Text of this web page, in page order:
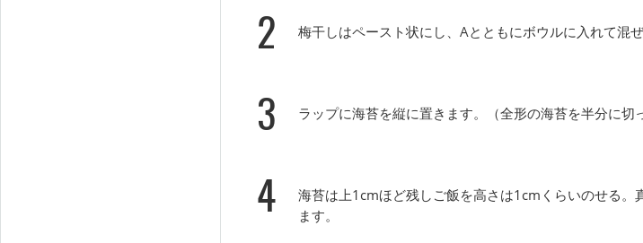
2 梅干しはペースト状にし、Aとともにボウルに入れて混ぜ
3 ラップに海苔を縦に置きます。（全形の海苔を半分に切
4
海苔は上1cmほど残しご飯を高さは1cmくらいのせる
ます。